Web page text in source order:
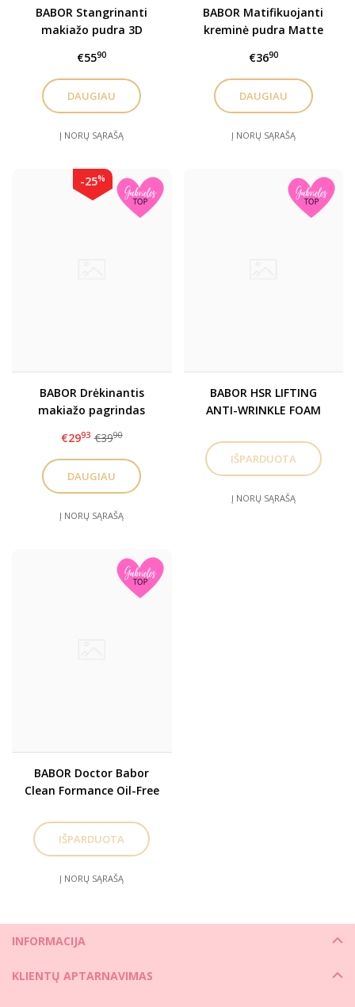
BABOR Stangrinanti
makiažo pudra 3D
€5590
DAUGIAU
Į NORŲ SĄRAŠĄ
BABOR Matifikuojanti
kreminė pudra Matte
€3690
DAUGIAU
Į NORŲ SĄRAŠĄ
-25%
BABOR Drėkinantis
makiažo pagrindas
€2993 €3990
DAUGIAU
Į NORŲ SĄRAŠĄ
BABOR HSR LIFTING
ANTI-WRINKLE FOAM
kaukė veidui, 75ml
Į NORŲ SĄRAŠĄ
BABOR Doctor Babor
Clean Formance Oil-Free
Matizuojantis veido
kremas
Į NORŲ SĄRAŠĄ
INFORMACIJA
KLIENTŲ APTARNAVIMAS